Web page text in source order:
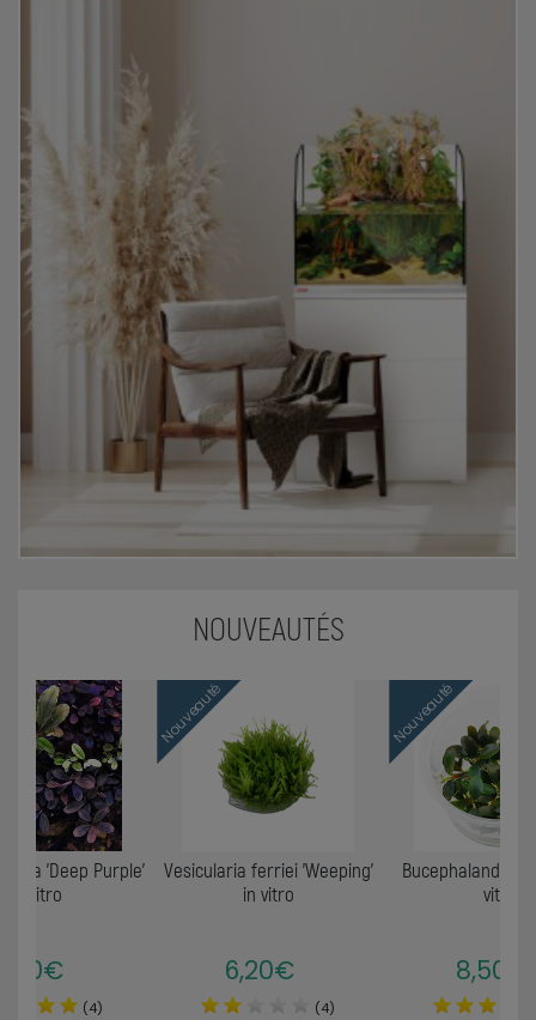
NOUVEAUTÉS
'Deep Purple'
in vitro
(4)
Nouveauté
Vesicularia ferriei 'Weeping'
in vitro
6,20€
(4)
Nouveauté
Bucephalandra
vitro
8,50€